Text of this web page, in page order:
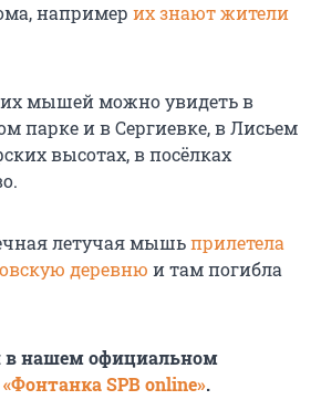
например их знают жители
мышей можно увидеть в
парке и в Сергиевке, в Лисьем
высотах, в посёлках
летучая мышьприлетела
деревню и там погибла
в нашем официальном
«Фонтанка SPB online».